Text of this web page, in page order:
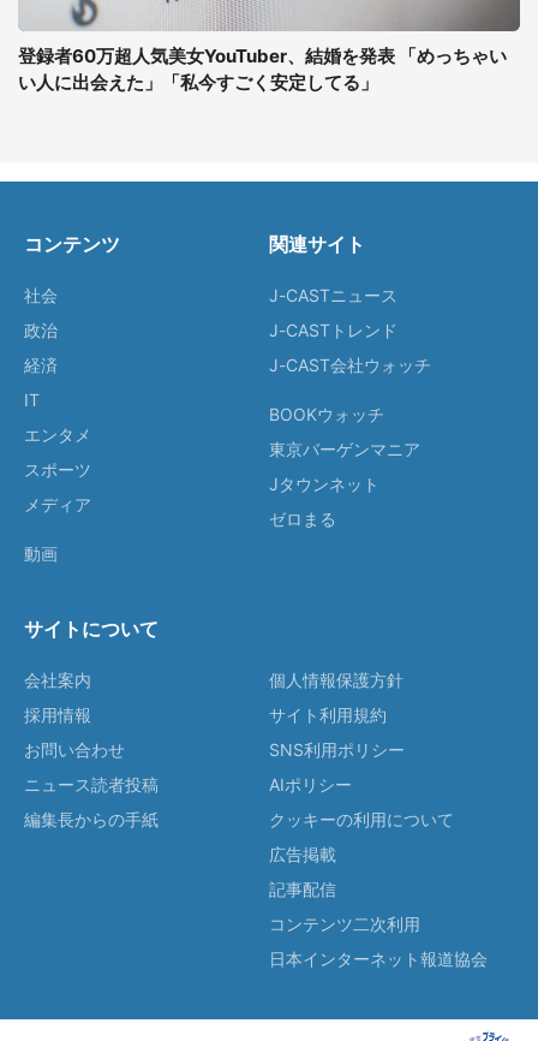
登録者60万超人気美女YouTuber、結婚を発表 「めっちゃい
い人に出会えた」「私今すごく安定してる」
コンテンツ
社会
政治
経済
IT
エンタメ
スポーツ
メディア
動画
関連サイト
J-CASTニュース
J-CASTトレンド
J-CAST会社ウォッチ
BOOKウォッチ
東京バーゲンマニア
Jタウンネット
ゼロまる
サイトについて
会社案内
採用情報
お問い合わせ
ニュース読者投稿
編集長からの手紙
個人情報保護方針
サイト利用規約
SNS利用ポリシー
AIポリシー
クッキーの利用について
広告掲載
記事配信
コンテンツ二次利用
日本インターネット報道協会